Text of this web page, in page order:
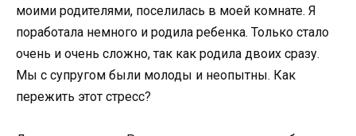
моими родителями, поселилась в моей комнате. Я
поработала немного и родила ребенка. Только стало
очень и очень сложно, так как родила двоих сразу.
Мы с супругом были молоды и неопытны. Как
пережить этот стресс?